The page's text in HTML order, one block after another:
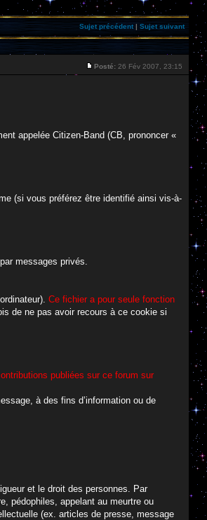
Sujet précédent| Sujet suivant
Posté: 26 Fév 2007, 23:15
appelée Citizen-Band (CB, prononcer «
(si vous préférez être identifié ainsi vis-à-
messages privés.
Ce fichier a pour seule fonction
de ne pas avoir recours à ce cookie si
publiées sur ce forum sur
à des fins d’information ou de
et le droit des personnes. Par
pédophiles, appelant au meurtre ou
(ex. articles de presse, message